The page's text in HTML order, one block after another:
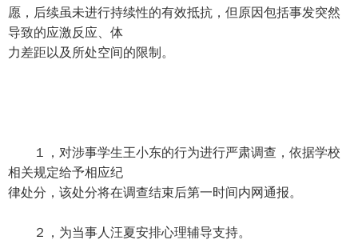
愿，后续虽未进行持续性的有效抵抗，但原因包括事发突然
导致的应激反应、体
力差距以及所处空间的限制。
１，对涉事学生王小东的行为进行严肃调查，依据学校
相关规定给予相应纪
律处分，该处分将在调查结束后第一时间内网通报。
２，为当事人汪夏安排心理辅导支持。